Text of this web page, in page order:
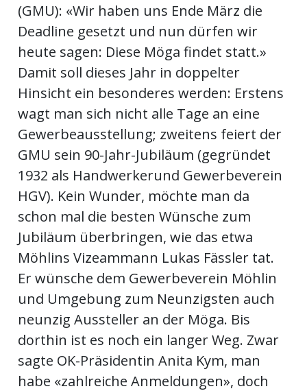
(GMU): «Wir haben uns Ende März die
Deadline gesetzt und nun dürfen wir
heute sagen: Diese Möga findet statt.»
Damit soll dieses Jahr in doppelter
Hinsicht ein besonderes werden: Erstens
wagt man sich nicht alle Tage an eine
Gewerbeausstellung; zweitens feiert der
GMU sein 90-Jahr-Jubiläum (gegründet
1932 als Handwerkerund Gewerbeverein
HGV). Kein Wunder, möchte man da
schon mal die besten Wünsche zum
Jubiläum überbringen, wie das etwa
Möhlins Vizeammann Lukas Fässler tat.
Er wünsche dem Gewerbeverein Möhlin
und Umgebung zum Neunzigsten auch
neunzig Aussteller an der Möga. Bis
dorthin ist es noch ein langer Weg. Zwar
sagte OK-Präsidentin Anita Kym, man
habe «zahlreiche Anmeldungen», doch